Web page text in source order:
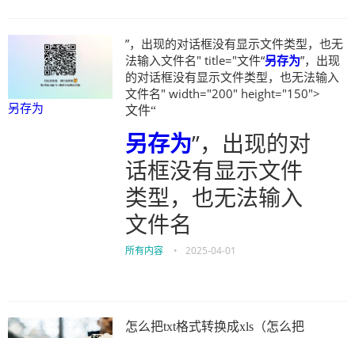
另存为
”，出现的对话框没有显示文件类型，也无
法输入文件名" title="文件“另存为”，出现
的对话框没有显示文件类型，也无法输入
文件名" width="200" height="150">
文件“
另存为”，出现的对
话框没有显示文件
类型，也无法输入
文件名
所有内容 • 2025-04-01
怎么把txt格式转换成xls（怎么把